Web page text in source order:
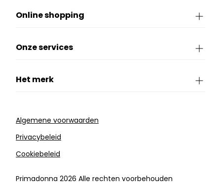
Online shopping
Onze services
Het merk
Algemene voorwaarden
Privacybeleid
Cookiebeleid
Primadonna 2026 Alle rechten voorbehouden